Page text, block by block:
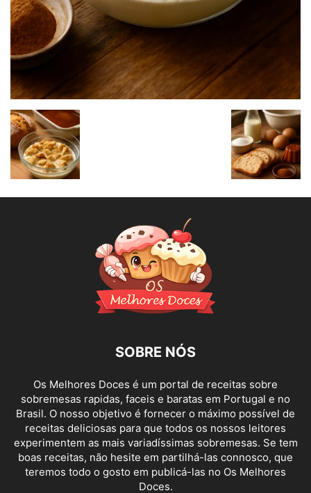
SOBRE NÓS
Os Melhores Doces é um portal de receitas sobre
sobremesas rapidas, faceis e baratas em Portugal e no
Brasil. O nosso objetivo é fornecer o máximo possível de
receitas deliciosas para que todos os nossos leitores
experimentem as mais variadíssimas sobremesas. Se tem
boas receitas, não hesite em partilhá-las connosco, que
teremos todo o gosto em publicá-las no Os Melhores
Doces.